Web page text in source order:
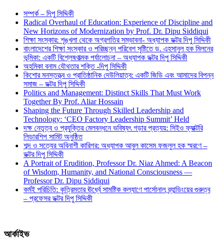
সম্পর্ক – দিপু সিদ্দিকী
Radical Overhaul of Education: Experience of Discipline and
New Horizons of Modernization by Prof. Dr. Dipu Siddiqui
শিক্ষা সংস্কার: শৃঙ্খলা থেকে অগ্রগতির সম্ভাবনা- অধ্যাপক ডক্টর দিপু সিদ্দিকী
বাংলাদেশের শিক্ষা সংস্কার ও পরিচ্ছন্ন পরিবেশ সৃষ্টিতে ড. এহসানুল হক মিলনের
ভূমিকা: একটি বিশ্লেষণাত্মক পর্যালোচনা – অধ্যাপক ডক্টর দিপু সিদ্দিকী
অহমিকা বনাম যৌথতার শক্তি -দিপু সিদ্দিকী
কিশোর মনস্তত্ত্ব ও প্রাতিষ্ঠানিক দেউলিয়াত্ব: একটি জিডি এবং আমাদের বিপন্ন
সমাজ – ডক্টর দিপু সিদ্দিকী
Politics and Management: Distinct Skills That Must Work
Together By Prof. Aliar Hossain
Shaping the Future Through Skilled Leadership and
Technology: ‘CEO Factory Leadership Summit’ Held
দক্ষ নেতৃত্ব ও প্রযুক্তির মেলবন্ধনে ভবিষ্যৎ গড়ার প্রত্যয়: সিইও ফ্যাক্টরি
লিডারশিপ সামিট অনুষ্ঠিত
শব্দ ও সত্যের অবিনাশী কারিগর: অধ্যাপক আবুল কাসেম ফজলুল হক স্মরণে –
ডক্টর দিপু সিদ্দিকী
A Portrait of Erudition, Professor Dr. Niaz Ahmed: A Beacon
of Wisdom, Humanity, and National Consciousness —
Professor Dr. Dipu Siddiqui
কর্মই পরিচিতি: কৃত্রিমতার ঊর্ধ্বে সামষ্টিক কল্যাণে পার্সোনাল ব্র্যান্ডিংয়ের গুরুত্ব
– প্রফেসর ডক্টর দিপু সিদ্দিকী
আর্কাইভ